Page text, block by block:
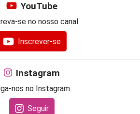
YouTube
se no nosso canal
Inscrever-se
Instagram
nos no Instagram
Seguir